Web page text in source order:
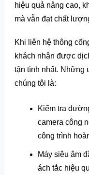
hiệu quả nâng cao,
mà vẫn đạt chất
Khi liên hệ thông
khách nhận được
tận tình nhất. Những
chúng tôi là:
Kiểm tra
camera công
công trình
Máy siêu âm
ách tắc hiệu